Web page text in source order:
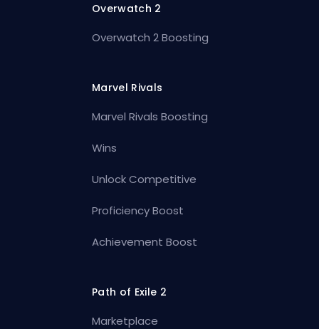
Overwatch 2
Overwatch 2 Boosting
Marvel Rivals
Marvel Rivals Boosting
Wins
Unlock Competitive
Proficiency Boost
Achievement Boost
Path of Exile 2
Marketplace